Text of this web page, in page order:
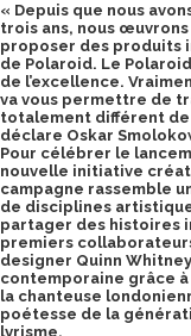
« Depuis que nous
trois ans, nous
proposer des produits
de Polaroid. Le
de l’excellence.
va vous permettre de
totalement différent
déclare Oskar
Pour célébrer le
nouvelle initiative
campagne rassemble
de disciplines
partager des histoires
premiers
designer Quinn
contemporaine grâce
la chanteuse
poétesse de la
lyrisme.